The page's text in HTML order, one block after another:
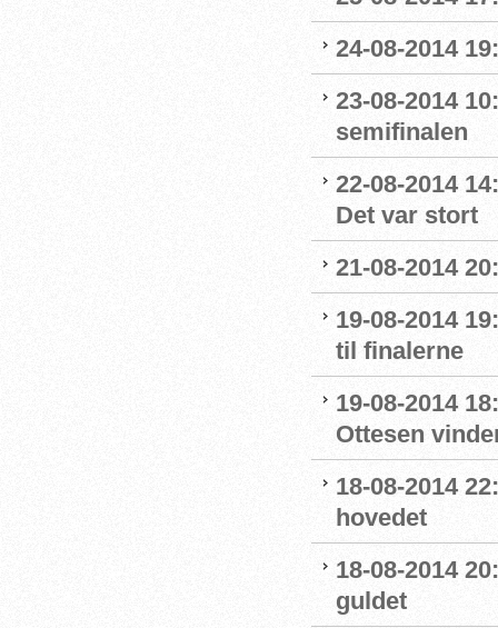
24-08-2014
23-08-2014
semifinalen
22-08-2014
Det var stort
21-08-2014
19-08-2014
til finalerne
19-08-2014
Ottesen
18-08-2014
hovedet
18-08-2014
guldet